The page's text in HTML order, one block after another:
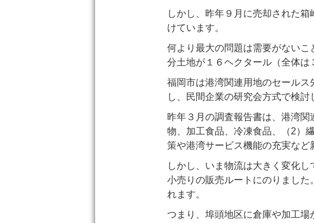
しかし、昨年９月に売却された
けています。
何より最大の問題は需要がない
分土地が１６ヘクタール（全体は
福岡市は港湾関連用地のセール
し、民間企業の研究会方式で検討
昨年３月の調査報告書は、港湾
物、加工食品、冷凍食品、（2）
策や港湾サービス機能の充実など
しかし、いま物流は大きく変化
小売りの販売ルートにのりまし
れます。
つまり、埠頭地区に倉庫や加工場